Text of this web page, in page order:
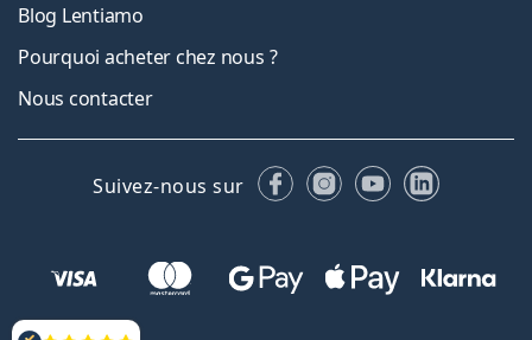
Blog Lentiamo
Pourquoi acheter chez nous ?
Nous contacter
Suivez-nous sur FacebookInstagram
YouTubeLinkedIn